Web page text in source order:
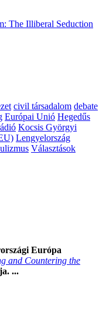
The Illiberal Seduction
civil társadalom debate
Európai Unió Hegedűs
Kocsis Györgyi
Lengyelország
Választások
Európa
and Countering the
...